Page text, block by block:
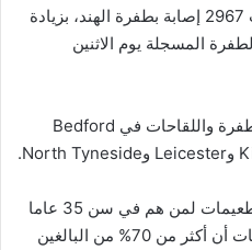
حيث قال هانكوك إن البلاد سجلت 2967 إصابة بطفرة الهند، بزيادة
الطفرة المسجلة يوم الاثنين
ونتيجة لذلك، ستزداد اختبارات الطفرة واللقاحات في Bedford
كما ذكر هانكوك: “لم نفتح بعد التطعيمات لمن هم في سن 35 عاما
أو أقل”، حيث أظهرت أحدث البيانات أن أكثر من 70% من البالغين